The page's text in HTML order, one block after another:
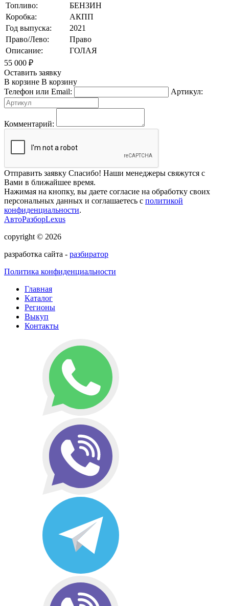
Топливо:
БЕНЗИН
Коробка:
АКПП
Год выпуска:
2021
Право/Лево:
Право
Описание:
ГОЛАЯ
55 000 ₽
Оставить заявку
В корзине В корзину
Телефон или Email:
Артикул:
Комментарий:
Отправить заявку Спасибо! Наши менеджеры свяжутся с
Вами в ближайшее время.
Нажимая на кнопку, вы даете согласие на обработку своих
персональных данных и соглашаетесь с политикой
конфиденциальности.
АвтоРазборLexus
copyright © 2026
разработка сайта - разбиратор
Политика конфиденциальности
Главная
Каталог
Регионы
Выкуп
Контакты